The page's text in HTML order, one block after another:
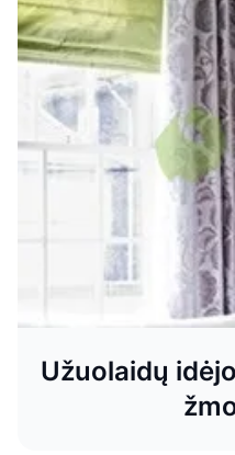
Užuolaidų